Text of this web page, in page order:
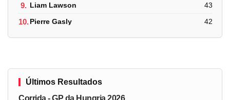
9. Liam Lawson 43
10.Pierre Gasly 42
Últimos Resultados
Corrida - GP da Hungria 2026